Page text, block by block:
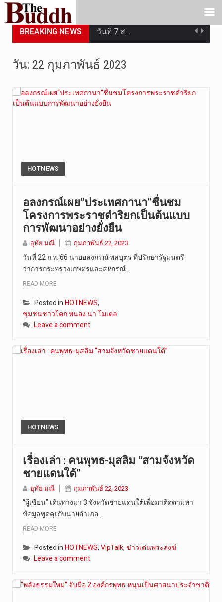
BREAKING NEWS วันที่ 7 ส…
การประกาศใ…
วันที่ 3 ก…
วัน: 22 กุมภาพันธ์ 2023
HOTNEWS
อลงกรณ์เผย“ประเทศกานา”ชื่นชม
โครงการพระราชดำริยกเป็นต้นแบบ
การพัฒนาอย่างยั่งยืน
อุทัย มณี กุมภาพันธ์ 22, 2023
วันที่ 22 ก.พ. 66 นายอลงกรณ์ พลบุตร ที่ปรึกษารัฐมนตรี
ว่าการกระทรวงเกษตรและสหกรณ์…
READ MORE
Posted in HOTNEWS,
ชุมชนชาวโคก หนอง นา โมเดล
Leave a comment
HOTNEWS
เรื่องเล่า : คนพุทธ-มุสลิม “สามจังหวัด
ชายแดนใต้”
อุทัย มณี กุมภาพันธ์ 22, 2023
“ผู้เขียน” เดินทางมา 3 จังหวัดชายแดนใต้เพื่อมาติดตามหา
ข้อมูลพูดคุยกับนายอำเภอ…
READ MORE
Posted in HOTNEWS, VipTalk, ข่าวเด่นพระสงฆ์
Leave a comment